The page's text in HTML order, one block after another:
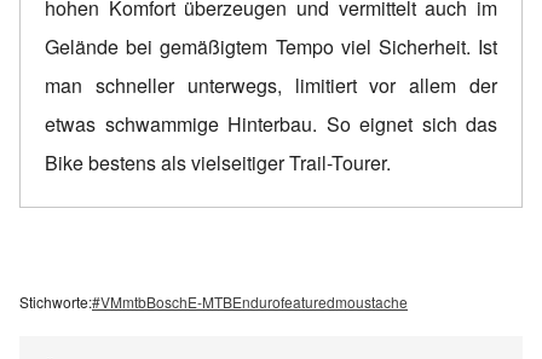
hohen Komfort überzeugen und vermittelt auch im
Gelände bei gemäßigtem Tempo viel Sicherheit. Ist
man schneller unterwegs, limitiert vor allem der
etwas schwammige Hinterbau. So eignet sich das
Bike bestens als vielseitiger Trail-Tourer.
Stichworte:#VMmtbBoschE-MTBEndurofeaturedmoustache